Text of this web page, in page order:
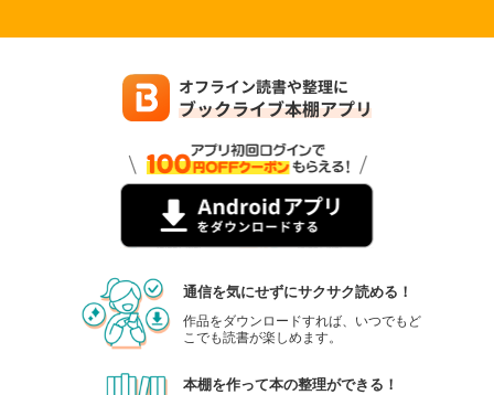
通信を気にせずにサクサク読める！
作品をダウンロードすれば、いつでもど
こでも読書が楽しめます。
本棚を作って本の整理ができる！